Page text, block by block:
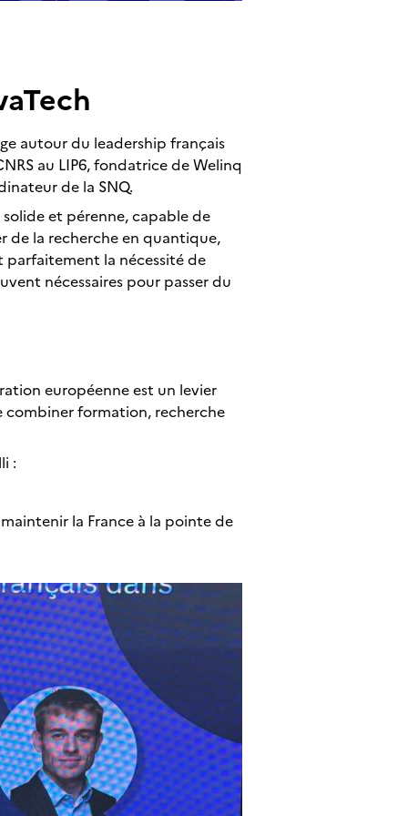
autour du leadership français
au LIP6, fondatrice de Welinq
de la SNQ.
solide et pérenne, capable de
de la recherche en quantique,
parfaitement la nécessité de
nécessaires pour passer du
européenne est un levier
combiner formation, recherche
:
la France à la pointe de